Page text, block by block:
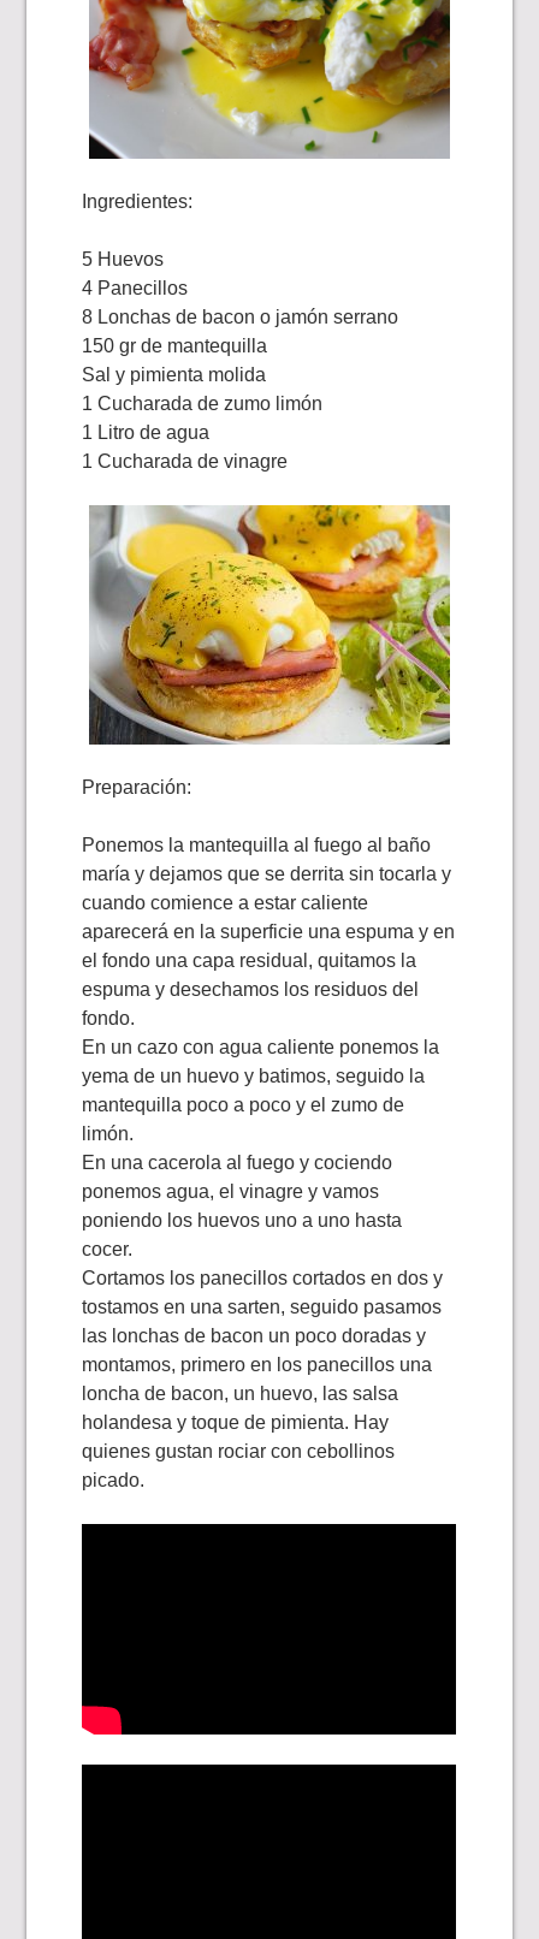
Ingredientes:
5 Huevos
4 Panecillos
8 Lonchas de bacon o jamón serrano
150 gr de mantequilla
Sal y pimienta molida
1 Cucharada de zumo limón
1 Litro de agua
1 Cucharada de vinagre
Preparación:
Ponemos la mantequilla al fuego al baño
maría y dejamos que se derrita sin tocarla y
cuando comience a estar caliente
aparecerá en la superficie una espuma y en
el fondo una capa residual, quitamos la
espuma y desechamos los residuos del
fondo.
En un cazo con agua caliente ponemos la
yema de un huevo y batimos, seguido la
mantequilla poco a poco y el zumo de
limón.
En una cacerola al fuego y cociendo
ponemos agua, el vinagre y vamos
poniendo los huevos uno a uno hasta
cocer.
Cortamos los panecillos cortados en dos y
tostamos en una sarten, seguido pasamos
las lonchas de bacon un poco doradas y
montamos, primero en los panecillos una
loncha de bacon, un huevo, las salsa
holandesa y toque de pimienta. Hay
quienes gustan rociar con cebollinos
picado.